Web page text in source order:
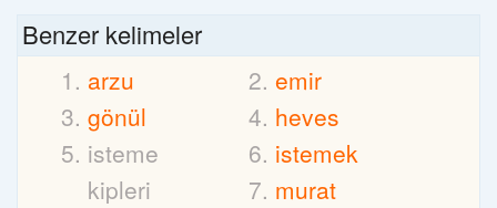
Benzer kelimeler
arzu
emir
gönül
heves
isteme
kipleri
istemek
murat